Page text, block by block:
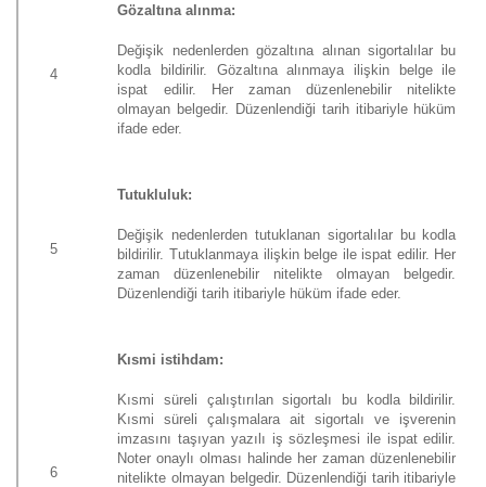
4
Gözaltına alınma:
Değişik nedenlerden gözaltına alınan sigortalılar bu
kodla bildirilir. Gözaltına alınmaya ilişkin belge ile
ispat edilir. Her zaman düzenlenebilir nitelikte
olmayan belgedir. Düzenlendiği tarih itibariyle hüküm
ifade eder.
5
Tutukluluk:
Değişik nedenlerden tutuklanan sigortalılar bu kodla
bildirilir. Tutuklanmaya ilişkin belge ile ispat edilir. Her
zaman düzenlenebilir nitelikte olmayan belgedir.
Düzenlendiği tarih itibariyle hüküm ifade eder.
6
Kısmi istihdam:
Kısmi süreli çalıştırılan sigortalı bu kodla bildirilir.
Kısmi süreli çalışmalara ait sigortalı ve işverenin
imzasını taşıyan yazılı iş sözleşmesi ile ispat edilir.
Noter onaylı olması halinde her zaman düzenlenebilir
nitelikte olmayan belgedir. Düzenlendiği tarih itibariyle